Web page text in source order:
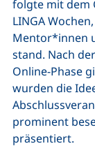
folgte mit dem
LINGA
Mentor*innen
stand. Nach
Online-Phase
wurden die
prominent
präsentiert.